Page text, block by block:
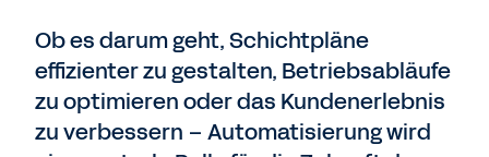
Ob es darum geht, Schichtpläne
effizienter zu gestalten, Betriebsabläufe
zu optimieren oder das Kundenerlebnis
zu verbessern – Automatisierung wird